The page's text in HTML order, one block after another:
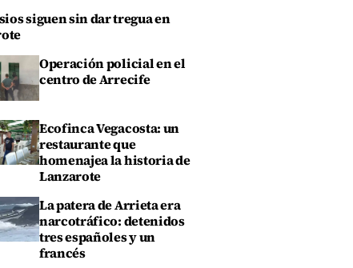
siguen sin dar tregua en
Operación policial en el
centro de Arrecife
Ecofinca Vegacosta: un
restaurante que
homenajea la historia de
Lanzarote
La patera de Arrieta era
narcotráfico: detenidos
tres españoles y un
francés